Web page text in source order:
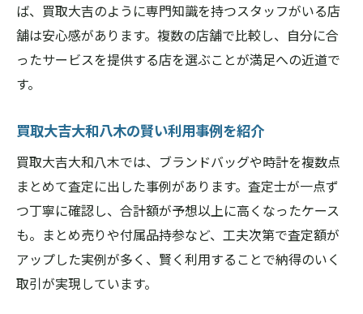
ば、買取大吉のように専門知識を持つスタッフがいる店
舗は安心感があります。複数の店舗で比較し、自分に合
ったサービスを提供する店を選ぶことが満足への近道で
す。
買取大吉大和八木の賢い利用事例を紹介
買取大吉大和八木では、ブランドバッグや時計を複数点
まとめて査定に出した事例があります。査定士が一点ず
つ丁寧に確認し、合計額が予想以上に高くなったケース
も。まとめ売りや付属品持参など、工夫次第で査定額が
アップした実例が多く、賢く利用することで納得のいく
取引が実現しています。